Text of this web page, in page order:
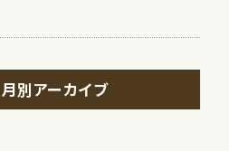
月別アーカイブ